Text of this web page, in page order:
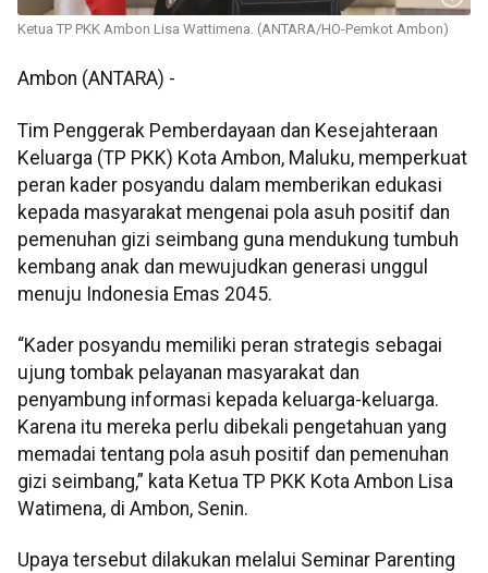
Ketua TP PKK Ambon Lisa Wattimena. (ANTARA/HO-Pemkot Ambon)
Ambon (ANTARA) -
Tim Penggerak Pemberdayaan dan Kesejahteraan
Keluarga (TP PKK) Kota Ambon, Maluku, memperkuat
peran kader posyandu dalam memberikan edukasi
kepada masyarakat mengenai pola asuh positif dan
pemenuhan gizi seimbang guna mendukung tumbuh
kembang anak dan mewujudkan generasi unggul
menuju Indonesia Emas 2045.
“Kader posyandu memiliki peran strategis sebagai
ujung tombak pelayanan masyarakat dan
penyambung informasi kepada keluarga-keluarga.
Karena itu mereka perlu dibekali pengetahuan yang
memadai tentang pola asuh positif dan pemenuhan
gizi seimbang,” kata Ketua TP PKK Kota Ambon Lisa
Watimena, di Ambon, Senin.
Upaya tersebut dilakukan melalui Seminar Parenting